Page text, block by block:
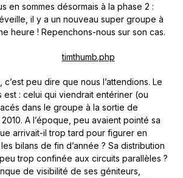
en sommes désormais à la phase 2 :
il y a un nouveau super groupe à
heure ! Repenchons-nous sur son cas.
c’est peu dire que nous l’attendions. Le
est : celui qui viendrait entériner (ou
dans le groupe à la sortie de
A l’époque, peu avaient pointé sa
arrivait-il trop tard pour figurer en
bilans de fin d’année ? Sa distribution
trop confinée aux circuits parallèles ?
de visibilité de ses géniteurs,